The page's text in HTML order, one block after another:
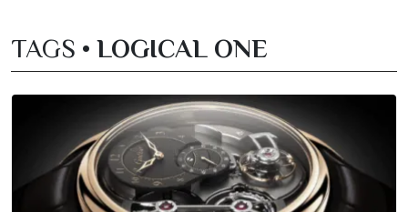
TAGS • LOGICAL ONE